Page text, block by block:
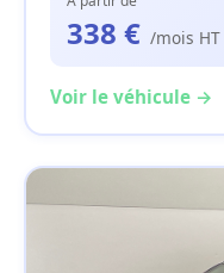
338 € /mois HT
Voir le véhicule →